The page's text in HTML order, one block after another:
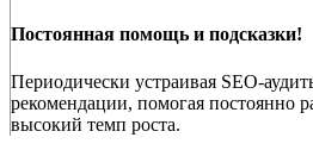
Постоянная помощь и подсказки!
Периодически устраивая SEO-
рекомендации, помогая постоянно
высокий темп роста.